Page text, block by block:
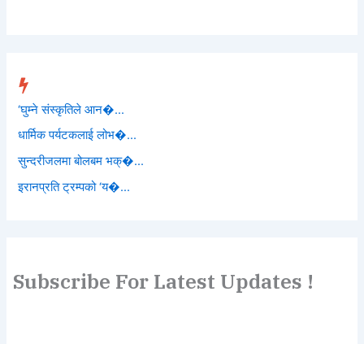
‘घुम्ने संस्कृतिले आन�...
धार्मिक पर्यटकलाई लोभ�...
सुन्दरीजलमा बोलबम भक्�...
इरानप्रति ट्रम्पको ‘य�...
Subscribe For Latest Updates !